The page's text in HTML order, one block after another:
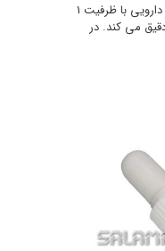
فروش قطره چکان دارویی قطره چکان دارویی با ظرفیت 1
دقیق می کند. در